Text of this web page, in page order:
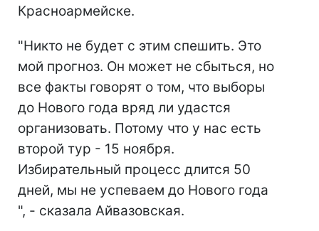
Красноармейске.
"Никто не будет с этим спешить. Это
мой прогноз. Он может не сбыться, но
все факты говорят о том, что выборы
до Нового года вряд ли удастся
организовать. Потому что у нас есть
второй тур - 15 ноября.
Избирательный процесс длится 50
дней, мы не успеваем до Нового года
", - сказала Айвазовская.